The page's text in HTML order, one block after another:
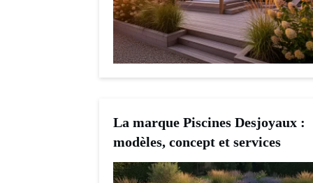
La marque Piscines Desjoyaux :
modèles, concept et services